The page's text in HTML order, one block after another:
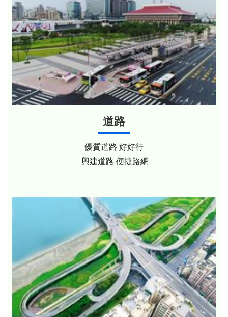
道路
優質道路 好好行
興建道路 便捷路網